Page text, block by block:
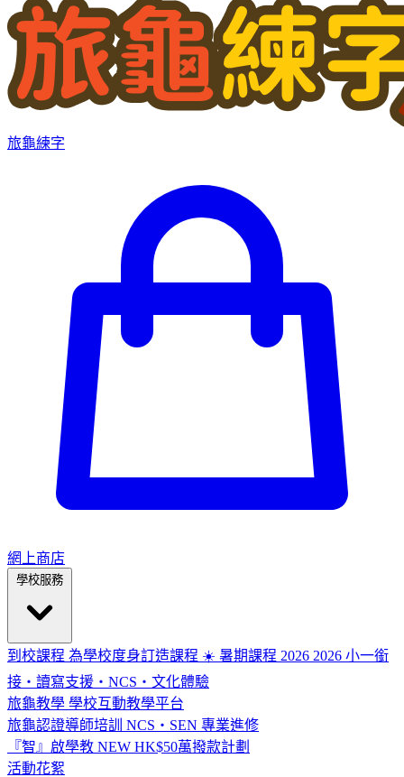
旅龜練字
網上商店
學校服務
到校課程 為學校度身訂造課程 ☀️ 暑期課程 2026 2026 小一銜
接・讀寫支援・NCS・文化體驗
旅龜教學 學校互動教學平台
旅龜認證導師培訓
NCS・SEN 專業進修
『智』啟學教 NEW HK$50萬撥款計劃
活動花絮